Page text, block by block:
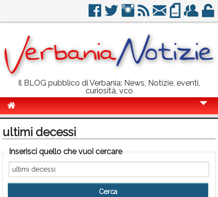
Il BLOG pubblico di Verbania: News, Notizie, eventi,
curiosità, vco
Politica
Sport
Eventi
ultimi decessi
Inserisci quello che vuoi cercare